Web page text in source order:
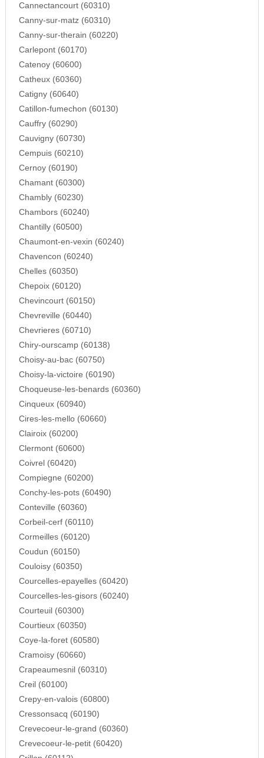
Cannectancourt (60310)
Canny-sur-matz (60310)
Canny-sur-therain (60220)
Carlepont (60170)
Catenoy (60600)
Catheux (60360)
Catigny (60640)
Catillon-fumechon (60130)
Cauffry (60290)
Cauvigny (60730)
Cempuis (60210)
Cernoy (60190)
Chamant (60300)
Chambly (60230)
Chambors (60240)
Chantilly (60500)
Chaumont-en-vexin (60240)
Chavencon (60240)
Chelles (60350)
Chepoix (60120)
Chevincourt (60150)
Chevreville (60440)
Chevrieres (60710)
Chiry-ourscamp (60138)
Choisy-au-bac (60750)
Choisy-la-victoire (60190)
Choqueuse-les-benards (60360)
Cinqueux (60940)
Cires-les-mello (60660)
Clairoix (60200)
Clermont (60600)
Coivrel (60420)
Compiegne (60200)
Conchy-les-pots (60490)
Conteville (60360)
Corbeil-cerf (60110)
Cormeilles (60120)
Coudun (60150)
Couloisy (60350)
Courcelles-epayelles (60420)
Courcelles-les-gisors (60240)
Courteuil (60300)
Courtieux (60350)
Coye-la-foret (60580)
Cramoisy (60660)
Crapeaumesnil (60310)
Creil (60100)
Crepy-en-valois (60800)
Cressonsacq (60190)
Crevecoeur-le-grand (60360)
Crevecoeur-le-petit (60420)